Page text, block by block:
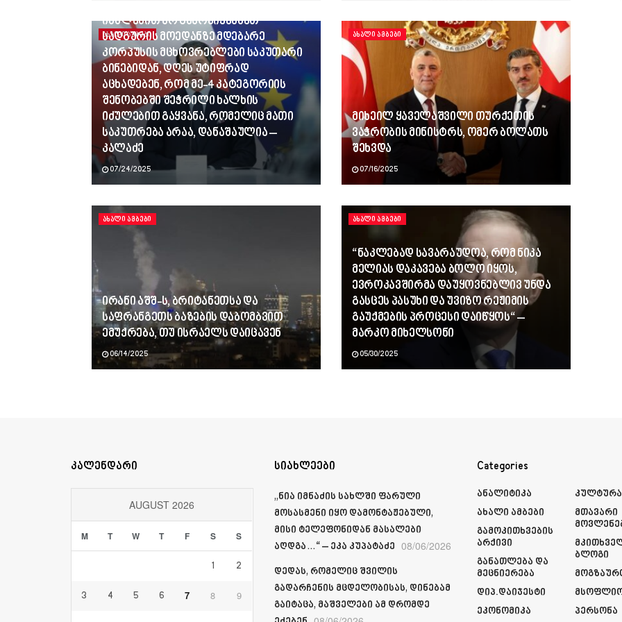
ᲐᲮᲐᲚᲘ ᲐᲛᲑᲔᲑᲘ
იძულებით არ გამოვიყვანეთ
სადგურის მოედანზე მდებარე
კორპუსის მცხოვრებლები საკუთარი
ბინებიდან, დღეს უტიფრად
აცხადებენ, რომ მე-4 კატეგორიის
შენობებში შეჭრილი ხალხის
იძულებით გაყვანა, რომელიც მათი
საკუთრება არაა, დანაშაულია –
კალაძე
07/24/2025
ᲐᲮᲐᲚᲘ ᲐᲛᲑᲔᲑᲘ
მიხეილ ყაველაშვილი თურქეთის
ვაჭრობის მინისტრს, ომერ ბოლათს
შეხვდა
07/16/2025
ᲐᲮᲐᲚᲘ ᲐᲛᲑᲔᲑᲘ
ირანი აშშ-ს, ბრიტანეთსა და
საფრანგეთს ბაზების დაბომბვით
ემუქრება, თუ ისრაელს დაიცავენ
06/14/2025
ᲐᲮᲐᲚᲘ ᲐᲛᲑᲔᲑᲘ
“ნაკლებად სავარაუდოა, რომ ნიკა
მელიას დაკავება ბოლო იყოს,
ევროკავშირმა დაუყოვნებლივ უნდა
გასცეს პასუხი და უვიზო რეჟიმის
გაუქმების პროცესი დაიწყოს“ –
მარკო მიხელსონი
05/30/2025
კალენდარი
AUGUST 2026
M T W T F S S
1 2
3 4 5 6 7 8 9
სიახლეები
„ნია იმნაძის სახლში ფარული
მოსასმენი იყო დამონტაჟებული,
მისი ტელეფონიდან მასალები
აღდგა…“ – ეკა კუპატაძე 08/06/2026
დედას, რომელიც შვილის
გადარჩენის მცდელობისას, დინებამ
გაიტაცა, მაშველები ამ დრომდე
Categories
Ანალიტიკა
Ახალი Ამბები
Გამოკითხვების
Არქივი
Განათლება Და
Მეცნიერება
Დიპ.დაიჯესტი
Ეკონომიკა
Კულტურა
Მთავარი
Ბლოგი
Პერსონა